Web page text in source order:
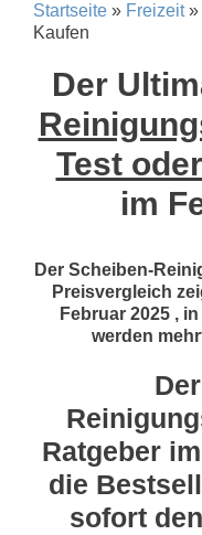
Startseite » Freizeit»
Kaufen
Der
Test
im
Der Scheiben-
Preisvergleich
Februar 2025 ,
werden
Ratgeber
die
sofort